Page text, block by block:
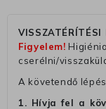
VISSZATÉRÍTÉSI
Figyelem!
cserélni/
A követendő
1. Hívja fel a